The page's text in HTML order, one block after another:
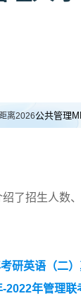
离2026公共管理
了招生人数
考研英语（二
-2022年管理联